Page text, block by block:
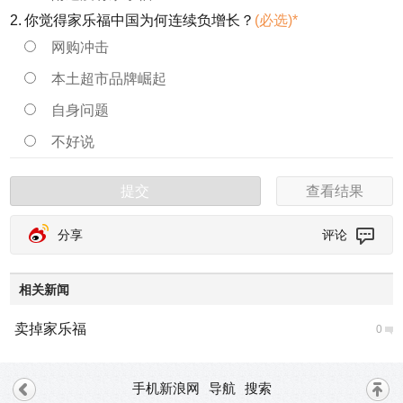
2. 你觉得家乐福中国为何连续负增长？ (必选)*
网购冲击
本土超市品牌崛起
自身问题
不好说
提交 查看结果
分享 评论
相关新闻
卖掉家乐福 0
手机新浪网 导航 搜索